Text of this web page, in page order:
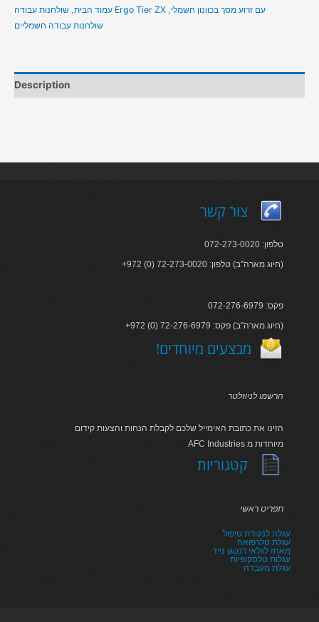
עמוד הבית
שולחנות עבודה Ergo Tier ZX עם זרוע מסך בכוונון חשמלי
שולחנות עבודה חשמליים
Description
צור קשר
טלפון: 072-273-0020
+972 (0) 72-273-0020 :חיוג מארה"ב) טלפון)
פקס: 072-276-6979
+972 (0) 72-276-6979 :חיוג מארה"ב) פקס)
!מבצעים מיוחדים
הרשמו לניוזלטר
הזינו את כתובת האימייל שלכם לקבלת הנחות והצעות קידום
AFC Industries מיוחדות מ
קטגוריות
תפריט ראשי
עגלה לנקודת טיפול
עגלת טלרפואה
מאחז לגלאי רנטגן נייד
עגלות טלסקופיות
עגלת מעבדה